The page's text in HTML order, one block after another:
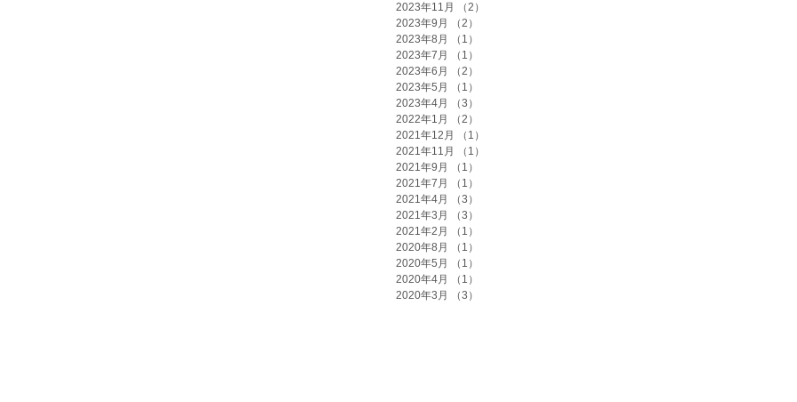
2023年11月
（2）
2023年9月
（2）
2023年8月
（1）
2023年7月
（1）
2023年6月
（2）
2023年5月
（1）
2023年4月
（3）
2022年1月
（2）
2021年12月
（1）
2021年11月
（1）
2021年9月
（1）
2021年7月
（1）
2021年4月
（3）
2021年3月
（3）
2021年2月
（1）
2020年8月
（1）
2020年5月
（1）
2020年4月
（1）
2020年3月
（3）